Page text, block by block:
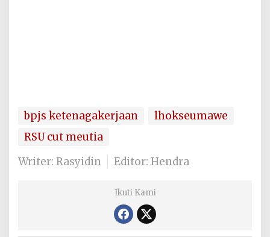
bpjs ketenagakerjaan
lhokseumawe
RSU cut meutia
Writer: Rasyidin
Editor: Hendra
Ikuti Kami